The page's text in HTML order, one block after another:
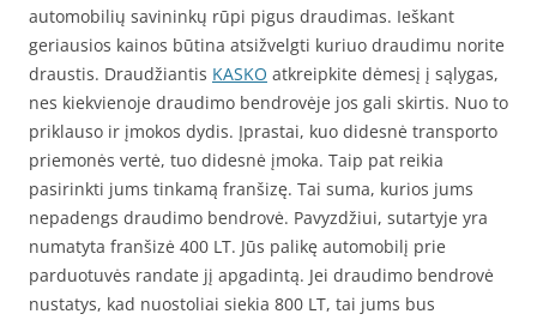
automobilių savininkų rūpi pigus draudimas. Ieškant
geriausios kainos būtina atsižvelgti kuriuo draudimu norite
draustis. Draudžiantis KASKO atkreipkite dėmesį į sąlygas,
nes kiekvienoje draudimo bendrovėje jos gali skirtis. Nuo to
priklauso ir įmokos dydis. Įprastai, kuo didesnė transporto
priemonės vertė, tuo didesnė įmoka. Taip pat reikia
pasirinkti jums tinkamą franšizę. Tai suma, kurios jums
nepadengs draudimo bendrovė. Pavyzdžiui, sutartyje yra
numatyta franšizė 400 LT. Jūs palikę automobilį prie
parduotuvės randate jį apgadintą. Jei draudimo bendrovė
nustatys, kad nuostoliai siekia 800 LT, tai jums bus